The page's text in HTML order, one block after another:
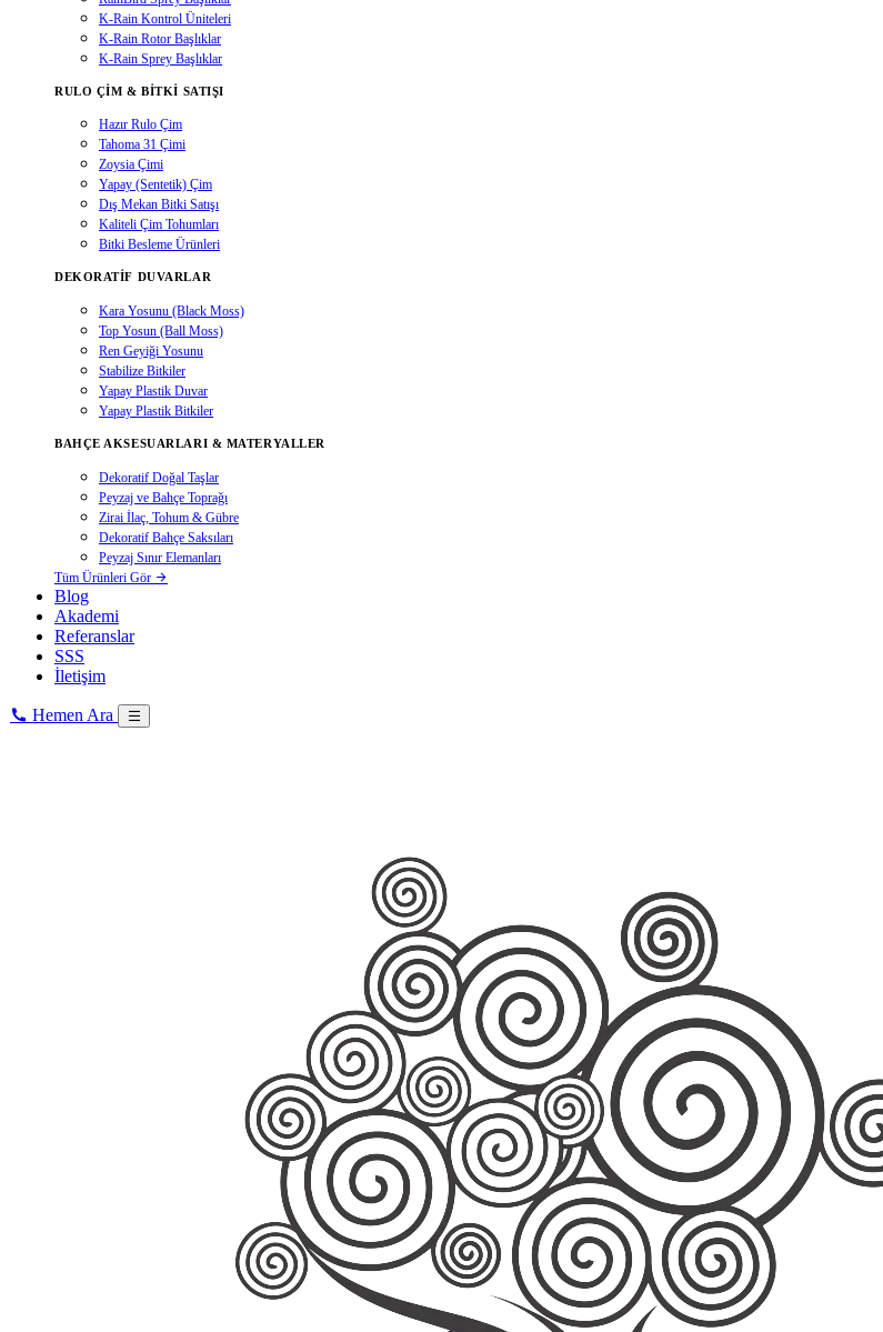
K-Rain Kontrol Üniteleri
K-Rain Rotor Başlıklar
K-Rain Sprey Başlıklar
RULO ÇIM & BITKI SATIŞI
Hazır Rulo Çim
Tahoma 31 Çimi
Zoysia Çimi
Yapay (Sentetik) Çim
Dış Mekan Bitki Satışı
Kaliteli Çim Tohumları
Bitki Besleme Ürünleri
DEKORATIF DUVARLAR
Kara Yosunu (Black Moss)
Top Yosun (Ball Moss)
Ren Geyiği Yosunu
Stabilize Bitkiler
Yapay Plastik Duvar
Yapay Plastik Bitkiler
BAHÇE AKSESUARLARI & MATERYALLER
Dekoratif Doğal Taşlar
Peyzaj ve Bahçe Toprağı
Zirai İlaç, Tohum & Gübre
Dekoratif Bahçe Saksıları
Peyzaj Sınır Elemanları
Tüm Ürünleri Gör
Blog
Akademi
Referanslar
SSS
İletişim
Hemen Ara